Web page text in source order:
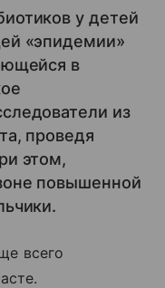
у детей
«эпидемии»
в
из
проведя
этом,
повышенной
всего